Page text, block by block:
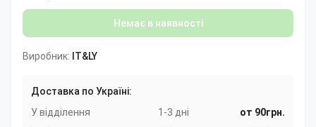
Немає в наявності
Виробник: IT&LY
Доставка по Україні:
У відділення
1-3 дні
от 90грн.